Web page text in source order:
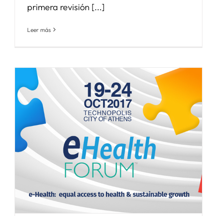
primera revisión [...]
Leer más